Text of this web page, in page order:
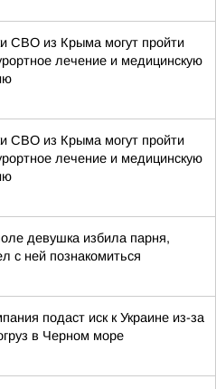
СВО из Крыма могут пройти
лечение и медицинскую
СВО из Крыма могут пройти
лечение и медицинскую
девушка избила парня,
с ней познакомиться
подаст иск к Украине из-за
в Черном море